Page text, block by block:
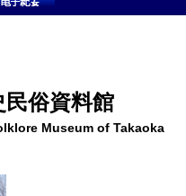
民俗資料館
Museum of Takaoka